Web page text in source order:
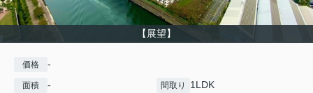
【展望】
価格 -
面積 - 間取り 1LDK